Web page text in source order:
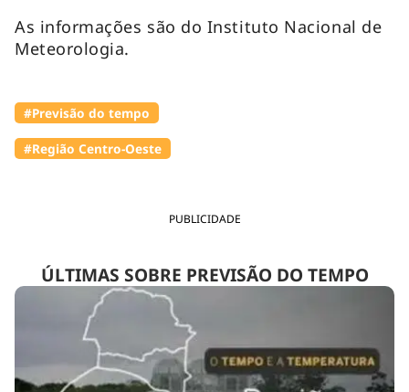
PUBLICIDADE
ÚLTIMAS SOBRE PREVISÃO DO TEMPO
As informações são do Instituto Nacional de
Meteorologia.
#Previsão do tempo
#Região Centro-Oeste